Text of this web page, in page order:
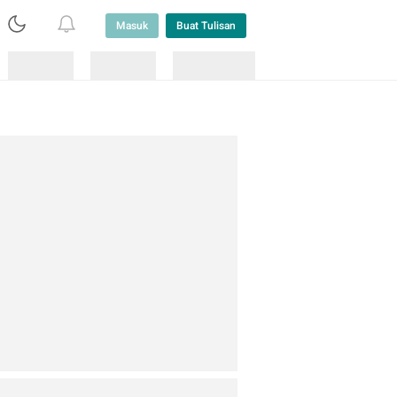
Masuk Buat Tulisan